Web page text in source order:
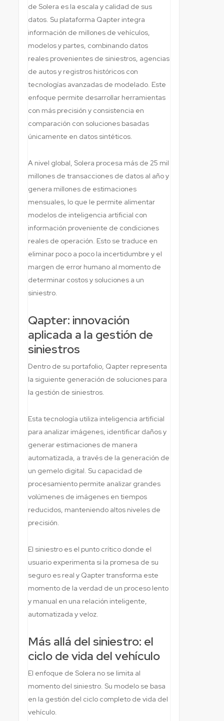
de Solera es la escala y calidad de sus
datos. Su plataforma Qapter integra
información de millones de vehículos,
modelos y partes, combinando datos
reales provenientes de siniestros, agencias
de autos y registros históricos con
tecnologías avanzadas de modelado. Este
enfoque permite desarrollar herramientas
con más precisión y consistencia en
comparación con soluciones basadas
únicamente en datos sintéticos.
A nivel global, Solera procesa más de 25 mil
millones de transacciones de datos al año y
genera millones de estimaciones
mensuales, lo que le permite alimentar
modelos de inteligencia artificial con
información proveniente de condiciones
reales de operación. Esto se traduce en
eliminar poco a poco la incertidumbre y el
margen de error humano al momento de
determinar costos y soluciones a un
siniestro.
Qapter: innovación
aplicada a la gestión de
siniestros
Dentro de su portafolio, Qapter representa
la siguiente generación de soluciones para
la gestión de siniestros.
Esta tecnología utiliza inteligencia artificial
para analizar imágenes, identificar daños y
generar estimaciones de manera
automatizada, a través de la generación de
un gemelo digital. Su capacidad de
procesamiento permite analizar grandes
volúmenes de imágenes en tiempos
reducidos, manteniendo altos niveles de
precisión.
El siniestro es el punto crítico donde el
usuario experimenta si la promesa de su
seguro es real y Qapter transforma este
momento de la verdad de un proceso lento
y manual en una relación inteligente,
automatizada y veloz.
Más allá del siniestro: el
ciclo de vida del vehículo
El enfoque de Solera no se limita al
momento del siniestro. Su modelo se basa
en la gestión del ciclo completo de vida del
vehículo.